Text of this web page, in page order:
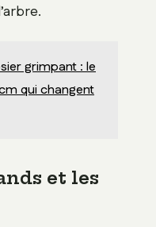
grimpant : le
qui changent
et les